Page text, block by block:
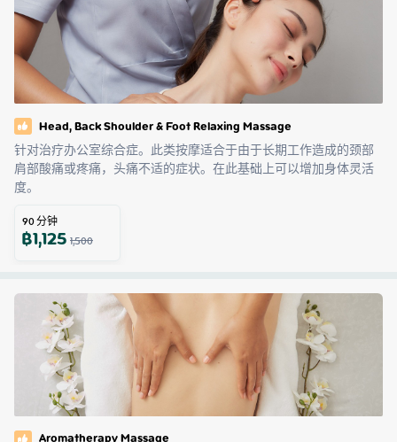
Head, Back Shoulder & Foot Relaxing Massage
针对治疗办公室综合症。此类按摩适合于由于长期工作造成的颈部
肩部酸痛或疼痛，头痛不适的症状。在此基础上可以增加身体灵活
度。
90分钟
฿1,1251,500